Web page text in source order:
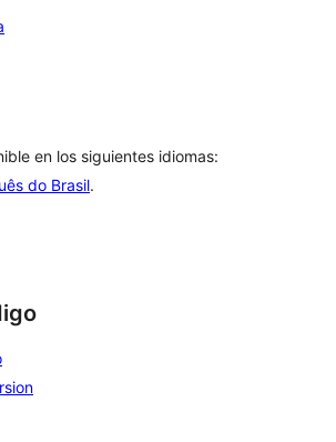
en los siguientes idiomas:
do Brasil.